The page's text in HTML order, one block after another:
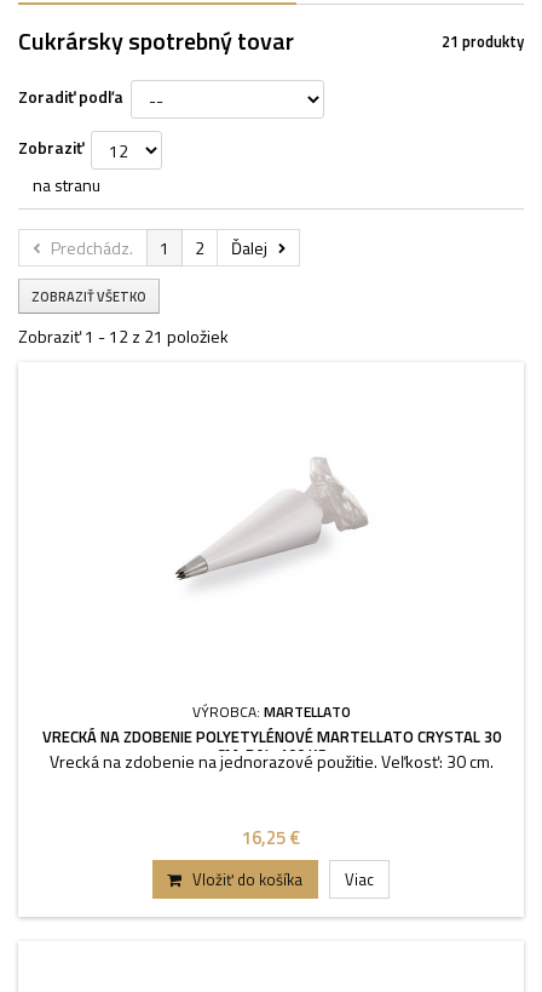
Cukrársky spotrebný tovar 21 produkty
Zoradiť podľa
Zobraziť
na stranu
Predchádz. 1 2 Ďalej
ZOBRAZIŤ VŠETKO
Zobraziť 1 - 12 z 21 položiek
VÝROBCA: MARTELLATO
VRECKÁ NA ZDOBENIE POLYETYLÉNOVÉ MARTELLATO CRYSTAL 30
CM, BAL. 100 KS
Vrecká na zdobenie na jednorazové použitie. Veľkosť: 30 cm.
16,25 €
Vložiť do košíka Viac